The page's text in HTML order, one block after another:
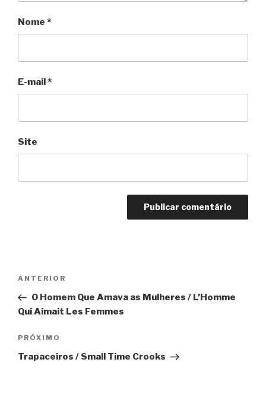
Nome *
E-mail *
Site
Post
Anterior
ANTERIOR
O Homem Que Amava as Mulheres / L’Homme
Qui Aimait Les Femmes
Próximo
PRÓXIMO
Trapaceiros / Small Time Crooks